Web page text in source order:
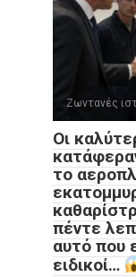
Ζωντανές
Οι
το
πέντε
αυτό που
ειδικοί…